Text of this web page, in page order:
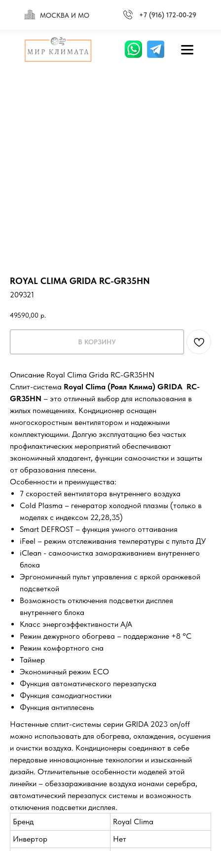
МОСКВА И МО +7 (916) 172-00-29
ROYAL CLIMA GRIDA RC-GR35HN
209321
49590,00 р.
В КОРЗИНУ
Описание Royal Clima Grida RC-GR35HN
Сплит-система Royal Clima (Роял Клима) GRIDA RC-
GR35HN – это отличный выбор для использования в
жилых помещениях. Кондиционер оснащен
многоскоростным вентилятором и надежными
комплектующими. Долгую эксплуатацию без частых
профилактических мероприятий обеспечивают
экономичный хладагент, функции самоочистки и защиты
от образования плесени.
Особенности и преимущества:
7 скоростей вентилятора внутреннего воздуха
Cold Plasma – генератор холодной плазмы (только в
моделях с индексом 22,28,35)
Smart DEFROST – функция умного оттаивания
iFeel – режим отслеживания температуры с пульта ДУ
iClean - cамоочистка замораживанием внутреннего
блока
Эргономичный пульт управления с яркой оранжевой
подсветкой
Возможность отключения подсветки дисплея
внутреннего блока
Класс энергоэффективности A/A
Режим дежурного обогрева – поддержание +8 °C
Режим комфортного сна
Таймер
Экономичный режим ECO
Функция автоматического перезапуска
Функция самодиагностики
Функция антиплесень
Настенные сплит-системы серии GRIDA 2023 on/off
можно использовать для обогрева, охлаждения, осушения
и очистки воздуха. Кондиционеры соединяют в себе
передовые инновационные технологии и изысканный
дизайн. Отличительные особенности моделей этой
линейки – обеззараживание воздуха ионами серебра,
автоматический перезапуск системы и возможность
отключения подсветки дисплея.
Бренд
Royal Clima
Инвертор
Нет